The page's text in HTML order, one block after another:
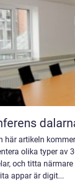
här artikeln
olika typer av
och titta
appar är digit...